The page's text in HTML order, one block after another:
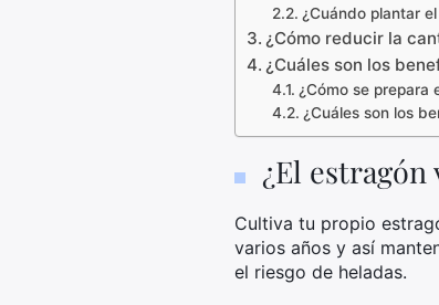
¿Cuándo plantar
¿Cómo reducir la
¿Cuáles son los
¿Cómo se prepara
¿Cuáles son los
¿El estragón
Cultiva tu propio
varios años y así
el riesgo de heladas.